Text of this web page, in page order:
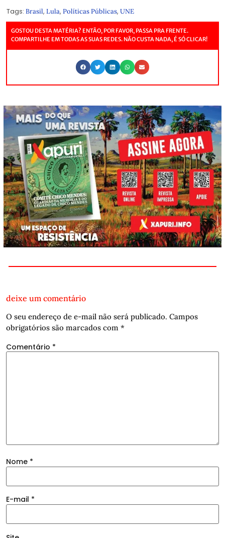
Tags: Brasil, Lula, Políticas Públicas, UNE
GOSTOU DESTA MATÉRIA? ENTÃO, POR FAVOR, PASSA PRA FRENTE.
COMPARTILHE EM TODAS AS SUAS REDES. NÃO CUSTA NADA, É SÓ CLICAR!
deixe um comentário
O seu endereço de e-mail não será publicado. Campos
obrigatórios são marcados com *
Comentário *
Nome *
E-mail *